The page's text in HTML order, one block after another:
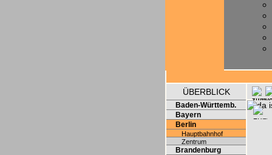
ÜBERBLICK
Baden-Württemb.
Bayern
Berlin
Hauptbahnhof
Zentrum
Brandenburg